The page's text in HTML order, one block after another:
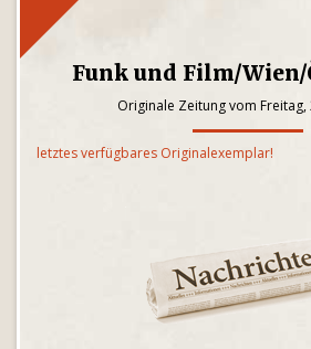
Funk und Film/
Originale Zeitung vom Freitag,
letztes verfügbares Originalexemplar!